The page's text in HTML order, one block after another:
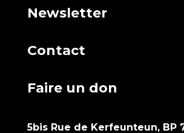
Newsletter
Contact
Faire un don
5bis Rue de Kerfeunteun, BP